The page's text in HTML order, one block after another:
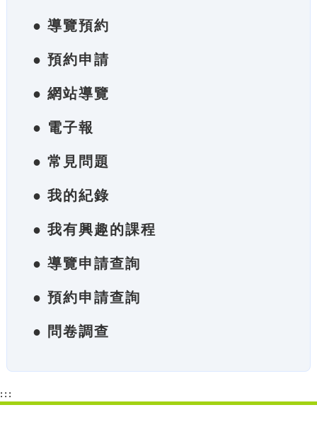
● 導覽預約
● 預約申請
● 網站導覽
● 電子報
● 常見問題
● 我的紀錄
● 我有興趣的課程
● 導覽申請查詢
● 預約申請查詢
● 問卷調查
:::